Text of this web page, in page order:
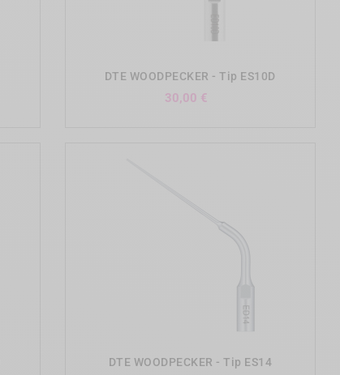
DTE WOODPECKER - Tip ES10D
30,00 €
DTE WOODPECKER - Tip ES14